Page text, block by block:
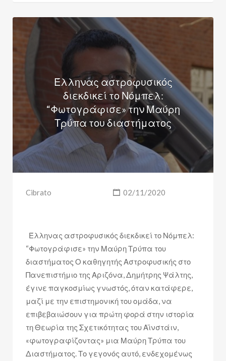
Έλληνας αστροφυσικός
διεκδικεί το Νόμπελ:
“Φωτογράφισε» την Μαύρη
Τρύπα του διαστήματος
Cibrato 02/11/2020
Έλληνας αστροφυσικός διεκδικεί το Νόμπελ:
“Φωτογράφισε» την Μαύρη Τρύπα του
διαστήματος Ο καθηγητής Αστροφυσικής στο
Πανεπιστήμιο της Αριζόνα, Δημήτρης Ψάλτης,
έγινε παγκοσμίως γνωστός, όταν κατάφερε,
μαζί με την επιστημονική του ομάδα, να
επιβεβαιώσουν για πρώτη φορά στην ιστορία
τη Θεωρία της Σχετικότητας του Αϊνστάιν,
«φωτογραφίζοντας» μια Μαύρη Τρύπα του
Διαστήματος. Το γεγονός αυτό, ενδεχομένως